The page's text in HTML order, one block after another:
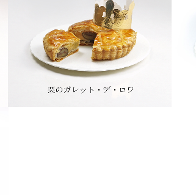
[b0009] 栗のガレット・デ・ロ
ワ